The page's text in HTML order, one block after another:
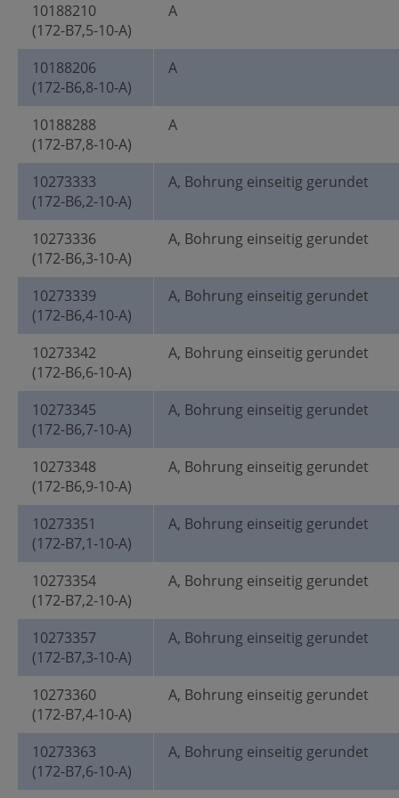
10188210
(172-B7,5-10-A)
A
10188206
(172-B6,8-10-A)
A
10188288
(172-B7,8-10-A)
A
10273333
(172-B6,2-10-A)
A, Bohrung einseitig gerundet
10273336
(172-B6,3-10-A)
A, Bohrung einseitig gerundet
10273339
(172-B6,4-10-A)
A, Bohrung einseitig gerundet
10273342
(172-B6,6-10-A)
A, Bohrung einseitig gerundet
10273345
(172-B6,7-10-A)
A, Bohrung einseitig gerundet
10273348
(172-B6,9-10-A)
A, Bohrung einseitig gerundet
10273351
(172-B7,1-10-A)
A, Bohrung einseitig gerundet
10273354
(172-B7,2-10-A)
A, Bohrung einseitig gerundet
10273357
(172-B7,3-10-A)
A, Bohrung einseitig gerundet
10273360
(172-B7,4-10-A)
A, Bohrung einseitig gerundet
10273363
(172-B7,6-10-A)
A, Bohrung einseitig gerundet